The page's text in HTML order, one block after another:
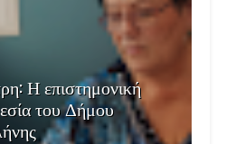
Η επιστημονική
του Δήμου